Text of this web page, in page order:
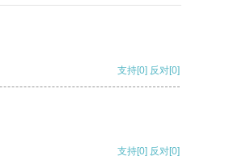
支持[0] 反对[0]
支持[0] 反对[0]